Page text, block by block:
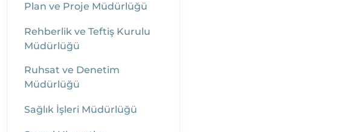
Plan ve Proje Müdürlüğü
Rehberlik ve Teftiş Kurulu
Müdürlüğü
Ruhsat ve Denetim
Müdürlüğü
Sağlık İşleri Müdürlüğü